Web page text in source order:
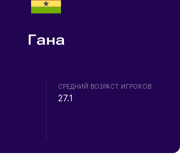
Гана
СРЕДНИЙ ВОЗРАСТ ИГРОКОВ
27.1